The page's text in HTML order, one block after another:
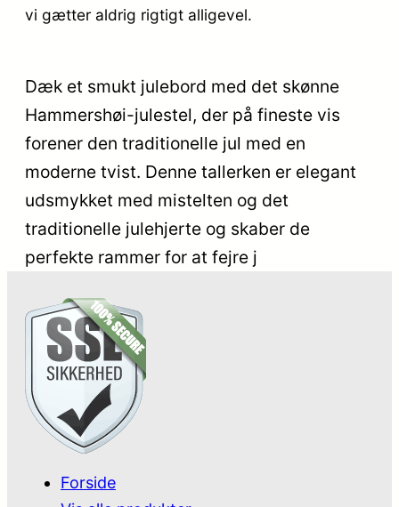
vi gætter aldrig rigtigt alligevel.
Dæk et smukt julebord med det skønne
Hammershøi-julestel, der på fineste vis
forener den traditionelle jul med en
moderne tvist. Denne tallerken er elegant
udsmykket med mistelten og det
traditionelle julehjerte og skaber de
perfekte rammer for at fejre j
Forside